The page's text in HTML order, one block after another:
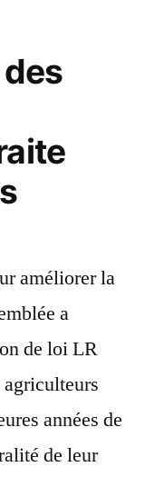
améliorer la
a
de loi LR
années de
de leur